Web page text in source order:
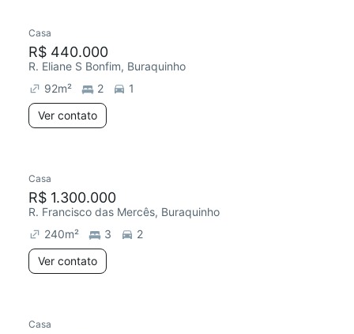
Chegou este mês
Casa
R$ 440.000
R. Eliane S Bonfim, Buraquinho
92m² 2
1
Ver contato
Casa
R$ 1.300.000
R. Francisco das Mercês, Buraquinho
240m² 3
2
Ver contato
Chegou este mês
Casa